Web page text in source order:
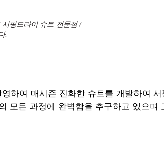
핑드라이 슈트 전문점 /
.
하여 매시즌 진화한 슈트를 개발하여
모든 과정에 완벽함을 추구하고 있으며